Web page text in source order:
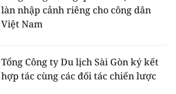
làn nhập cảnh riêng cho công dân
Việt Nam
Tổng Công ty Du lịch Sài Gòn ký kết
hợp tác cùng các đối tác chiến lược